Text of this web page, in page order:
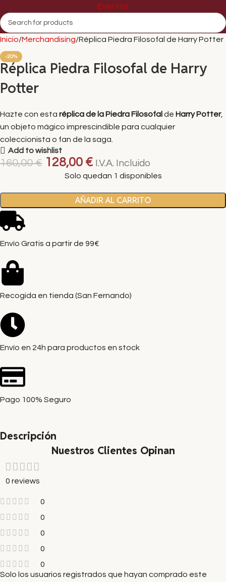
Eventos
Inicio Merchandising Réplica Piedra Filosofal de Harry Potter
-20%
Réplica Piedra Filosofal de Harry
Potter
Hazte con esta réplica de la Piedra Filosofal de Harry Potter,
un objeto mágico imprescindible para cualquier
coleccionista o fan de la saga.
Add to wishlist
160,00€ 128,00 € I.V.A. Incluido
Solo quedan 1 disponibles
AÑADIR AL CARRITO
Envío Gratis a partir de 99€
Recogida en tienda (San Fernando)
Envío en 24h para productos en stock
Pago 100% Seguro
Descripción
Nuestros Clientes Opinan
0 reviews
0
0
0
0
0
Solo los usuarios registrados que hayan comprado este